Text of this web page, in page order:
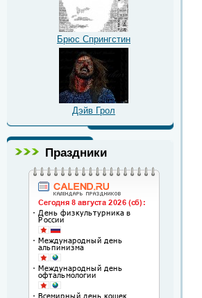
Брюс Спрингстин
Дэйв Грол
Праздники